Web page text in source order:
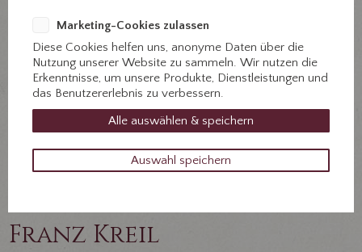
Franz Kreil
Marketing-Cookies zulassen
Diese Cookies helfen uns, anonyme Daten über die
Nutzung unserer Website zu sammeln. Wir nutzen die
Erkenntnisse, um unsere Produkte, Dienstleistungen und
das Benutzererlebnis zu verbessern.
Alle auswählen & speichern
Auswahl speichern